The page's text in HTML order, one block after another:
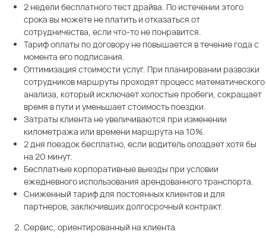
2 недели бесплатного тест драйва. По истечении этого
срока вы можете не платить и отказаться от
сотрудничества, если что-то не понравится.
Тариф оплаты по договору не повышается в течение года с
момента его подписания.
Оптимизация стоимости услуг. При планировании развозки
сотрудников маршруты проходят процесс математического
анализа, который исключает холостые пробеги, сокращает
время в пути и уменьшает стоимость поездки.
Затраты клиента не увеличиваются при изменении
километража или времени маршрута на 10%.
2 дня поездок бесплатно, если водитель опоздает хотя бы
на 20 минут.
Бесплатные корпоративные выезды при условии
ежедневного использования арендованного транспорта.
Сниженный тариф для постоянных клиентов и для
партнеров, заключивших долгосрочный контракт.
Сервис, ориентированный на клиента